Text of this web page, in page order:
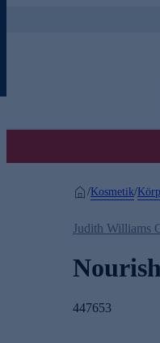
/Kosmetik/
Judith Williams
447653